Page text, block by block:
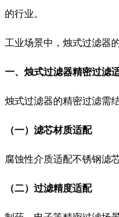
的行业。
工业场景中，烛式过滤器
一、烛式过滤器精密过滤
烛式过滤器的精密过滤需
（一）滤芯材质适配
腐蚀性介质适配不锈钢滤
（二）过滤精度适配